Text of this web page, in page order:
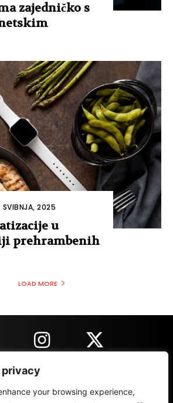
privacy
your browsing experience,
zajedničko s
SVIBNJA, 2025
u
prehrambenih
LOAD MORE
KONTAKT INFORMACIJE